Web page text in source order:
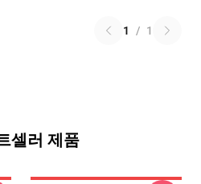
1 / 1
셀러 제품